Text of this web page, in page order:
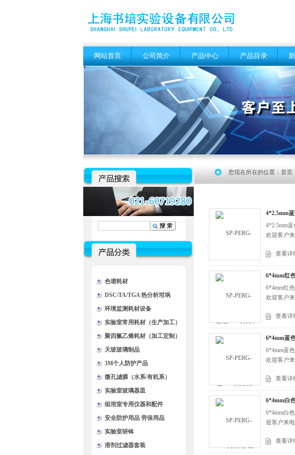
网站首页 公司简介 产品中心 产品目录
色谱耗材
DSC/TA/TGA 热分析坩埚
环境监测耗材设备
实验室常用耗材（生产加工）
聚四氟乙烯耗材（加工定制）
天玻玻璃制品
3M个人防护产品
微孔滤膜（水系/有机系）
实验室玻璃器皿
组培室专用仪器和配件
安全防护用品 劳保用品
实验室研钵
溶剂过滤器套装
您现在所在的位置： 首页
4*2.5mm
4*2.5mm
欢迎客户来
查看详
6*4mm红
6*4mm红
欢迎客户来
查看详
6*4mm蓝
6*4mm蓝
欢迎客户来
查看详
6*4mm白
6*4mm白
迎客户来电
查看详